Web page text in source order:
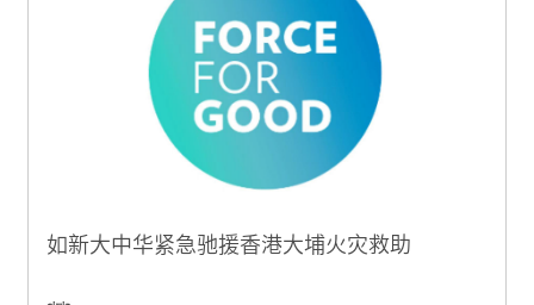
如新大中华紧急驰援香港大埔火灾救助